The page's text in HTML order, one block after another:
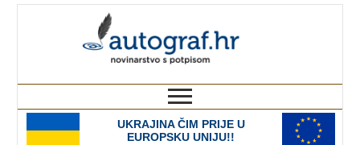
UKRAJINA ČIM PRIJE U
EUROPSKU UNIJU!!